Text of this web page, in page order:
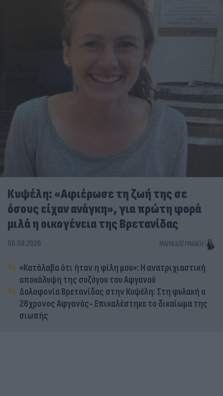
Κυψέλη: «Αφιέρωσε τη ζωή της σε
όσους είχαν ανάγκη», για πρώτη φορά
μιλά η οικογένεια της Βρετανίδας
06.08.2026 ΜΑΡΊΑ ΚΑΤΡΙΝΆΚΗ
«Κατάλαβα ότι ήταν η φίλη μου»: Η ανατριχιαστική
αποκάλυψη της συζύγου του Αφγανού
Δολοφονία Βρετανίδας στην Κυψέλη: Στη φυλακή ο
26χρονος Αφγανός- Επικαλέστηκε το δικαίωμα της
σιωπής